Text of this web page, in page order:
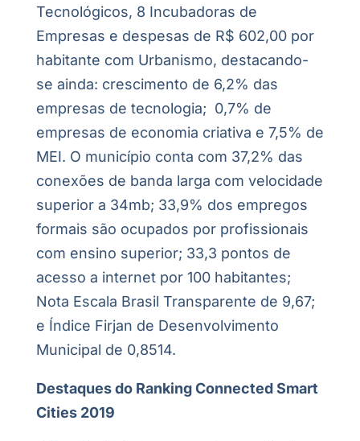
Tecnológicos, 8 Incubadoras de
Empresas e despesas de R$ 602,00 por
habitante com Urbanismo, destacando-
se ainda: crescimento de 6,2% das
empresas de tecnologia; 0,7% de
empresas de economia criativa e 7,5% de
MEI. O município conta com 37,2% das
conexões de banda larga com velocidade
superior a 34mb; 33,9% dos empregos
formais são ocupados por profissionais
com ensino superior; 33,3 pontos de
acesso a internet por 100 habitantes;
Nota Escala Brasil Transparente de 9,67;
e Índice Firjan de Desenvolvimento
Municipal de 0,8514.
Destaques do Ranking Connected Smart
Cities 2019